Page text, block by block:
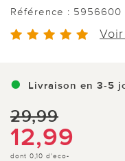
Référence : 5956600
Livraison en 3-5
29,99
12,99
dont 0,10 d'eco-